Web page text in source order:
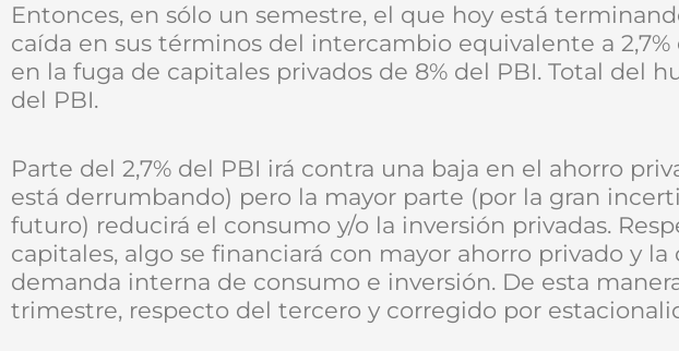
Entonces, en sólo un semestre, el que hoy está
caída en sus términos del intercambio equivalente a
en la fuga de capitales privados de 8% del PBI. Total del
del PBI.
Parte del 2,7% del PBI irá contra una baja en el ahorro
está derrumbando) pero la mayor parte (por la gran
futuro) reducirá el consumo y/o la inversión privadas.
capitales, algo se financiará con mayor ahorro privado y
demanda interna de consumo e inversión. De esta
trimestre, respecto del tercero y corregido por